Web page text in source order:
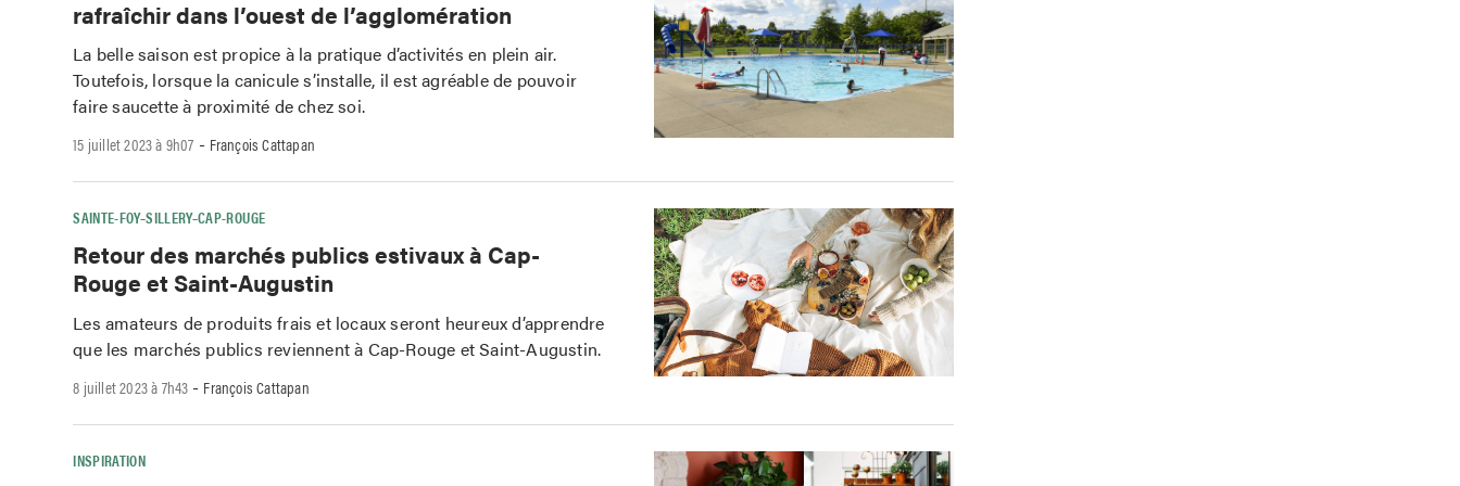
rafraîchir dans l’ouest de l’agglomération
La belle saison est propice à la pratique d’activités en plein air.
Toutefois, lorsque la canicule s’installe, il est agréable de pouvoir
faire saucette à proximité de chez soi.
15 juillet 2023 à 9h07 - François Cattapan
SAINTE-FOY–SILLERY–CAP-ROUGE
Retour des marchés publics estivaux à Cap-
Rouge et Saint-Augustin
Les amateurs de produits frais et locaux seront heureux d’apprendre
que les marchés publics reviennent à Cap-Rouge et Saint-Augustin.
8 juillet 2023 à 7h43 - François Cattapan
INSPIRATION